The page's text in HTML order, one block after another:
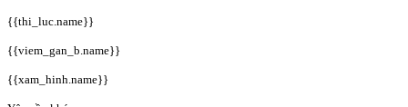
{{thi_luc.name}}
{{viem_gan_b.name}}
{{xam_hinh.name}}